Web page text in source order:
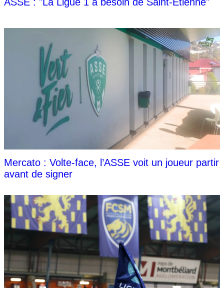
Mercato : Volte-face, l’ASSE voit un joueur partir
avant de signer